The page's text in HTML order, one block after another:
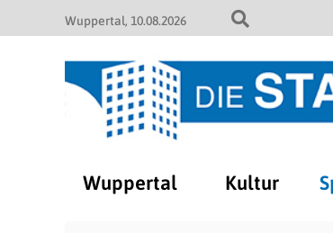
Wuppertal 10.08.2026
Wuppertal Kultur